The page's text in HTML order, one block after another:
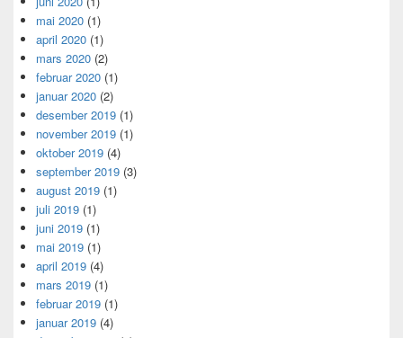
mai 2020 (1)
april 2020 (1)
mars 2020 (2)
februar 2020 (1)
januar 2020 (2)
desember 2019 (1)
november 2019 (1)
oktober 2019 (4)
september 2019 (3)
august 2019 (1)
juli 2019 (1)
juni 2019 (1)
mai 2019 (1)
april 2019 (4)
mars 2019 (1)
februar 2019 (1)
januar 2019 (4)